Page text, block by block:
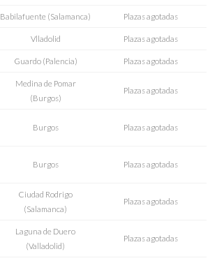
Babilafuente (Salamanca) Plazas agotadas
Vlladolid Plazas agotadas
Guardo (Palencia) Plazas agotadas
Medina de Pomar
(Burgos)
Plazas agotadas
Burgos Plazas agotadas
Burgos Plazas agotadas
Ciudad Rodrigo
(Salamanca)
Plazas agotadas
Laguna de Duero
(Valladolid)
Plazas agotadas